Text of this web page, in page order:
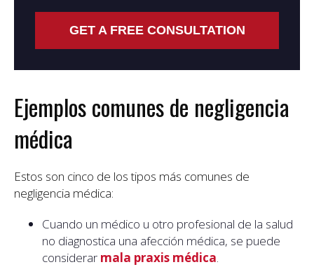
GET A FREE CONSULTATION
Ejemplos comunes de negligencia
médica
Estos son cinco de los tipos más comunes de
negligencia médica:
Cuando un médico u otro profesional de la salud
no diagnostica una afección médica, se puede
considerar mala praxis médica.